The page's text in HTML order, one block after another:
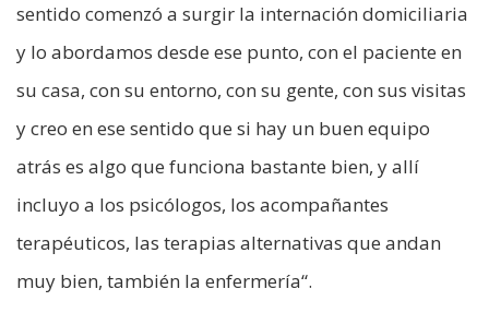
sentido comenzó a surgir la internación domiciliaria
y lo abordamos desde ese punto, con el paciente en
su casa, con su entorno, con su gente, con sus visitas
y creo en ese sentido que si hay un buen equipo
atrás es algo que funciona bastante bien, y allí
incluyo a los psicólogos, los acompañantes
terapéuticos, las terapias alternativas que andan
muy bien, también la enfermería“.